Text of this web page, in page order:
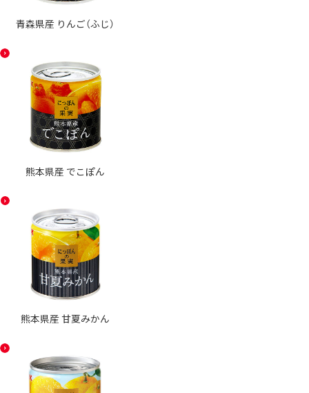
青森県産 りんご（ふじ）
熊本県産 でこぽん
熊本県産 甘夏みかん